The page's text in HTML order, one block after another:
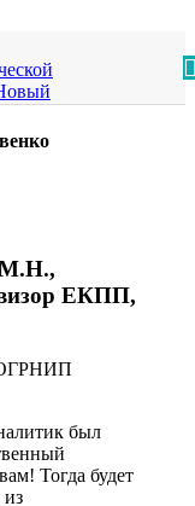
ЕКПП,
ОГРНИП
был
Тогда будет
из